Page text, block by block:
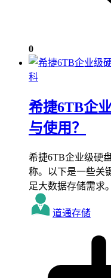
0
科
希捷6TB企
与使用？
希捷6TB企业级硬
称。以下是一些关
足大数据存储需求
道通存储